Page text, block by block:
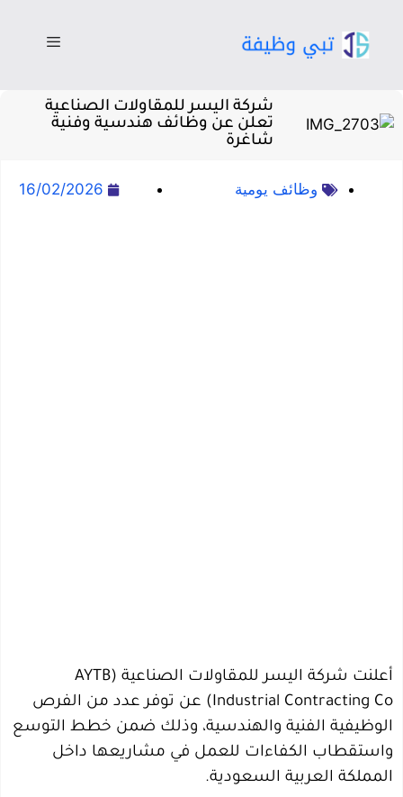
شركة اليسر للمقاولات الصناعية
تعلن عن وظائف هندسية وفنية
شاغرة
وظائف يومية 16/02/2026
أعلنت شركة اليسر للمقاولات الصناعية (AYTB
Industrial Contracting Co) عن توفر عدد من الفرص
الوظيفية الفنية والهندسية، وذلك ضمن خطط التوسع
واستقطاب الكفاءات للعمل في مشاريعها داخل
المملكة العربية السعودية.